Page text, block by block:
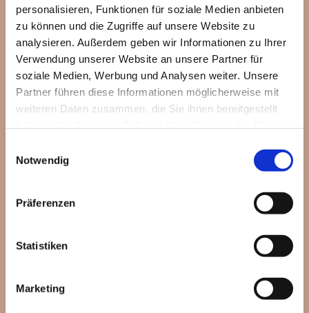
personalisieren, Funktionen für soziale Medien anbieten
zu können und die Zugriffe auf unsere Website zu
analysieren. Außerdem geben wir Informationen zu Ihrer
Verwendung unserer Website an unsere Partner für
soziale Medien, Werbung und Analysen weiter. Unsere
Partner führen diese Informationen möglicherweise mit
weiteren Daten zusammen, die Sie ihnen bereitgestellt
Notwendig
Präferenzen
Statistiken
Marketing
Frau Doris Coutandin, Tel.: 06704960750 oder
0176/61060053, gerne auch per Mail:
doris.coutandin@web.de
Benötigen Sie den Bürgerbus? - Bitte anmelden
unter: 06704/92939
Die Gruppe Treffpunkt Frau freut sich auf Sie.